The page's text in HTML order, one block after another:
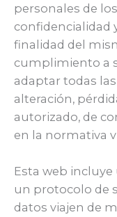
personales de
confidencialidad
finalidad del
cumplimiento a
adaptar todas
alteración,
autorizado, de
en la normativa
Esta web incluye
un protocolo de
datos viajen de